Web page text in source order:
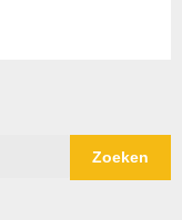
Zoeken